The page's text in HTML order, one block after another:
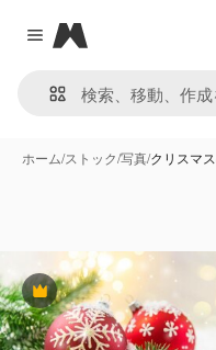
Close menu
Magnific
ホーム/ストック/写真/クリスマ
Premium